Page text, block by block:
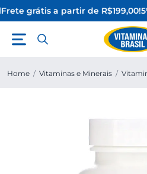
grátis a partir de R$199,00!
Home / Vitaminas e Minerais /